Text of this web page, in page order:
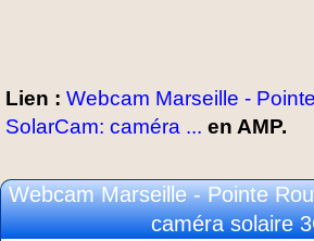
Lien : Webcam Marseille -
SolarCam: caméra ... en AMP.
Webcam Marseille - Pointe
caméra solaire